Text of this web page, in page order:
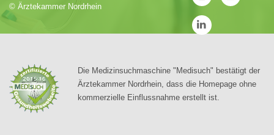
© Ärztekammer Nordrhein
Die Medizinsuchmaschine "Medisuch" bestätigt der
Ärztekammer Nordrhein, dass die Homepage ohne
kommerzielle Einflussnahme erstellt ist.